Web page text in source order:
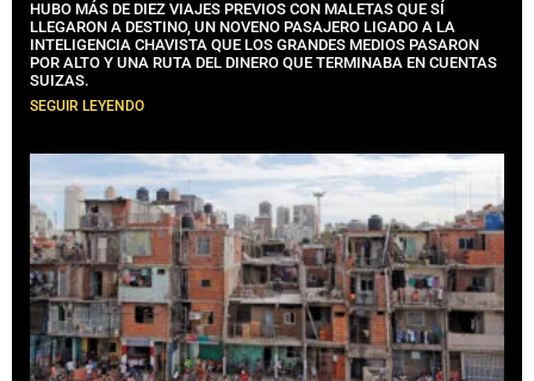
HUBO MÁS DE DIEZ VIAJES PREVIOS CON MALETAS QUE SÍ
LLEGARON A DESTINO, UN NOVENO PASAJERO LIGADO A LA
INTELIGENCIA CHAVISTA QUE LOS GRANDES MEDIOS PASARON
POR ALTO Y UNA RUTA DEL DINERO QUE TERMINABA EN CUENTAS
SUIZAS.
SEGUIR LEYENDO